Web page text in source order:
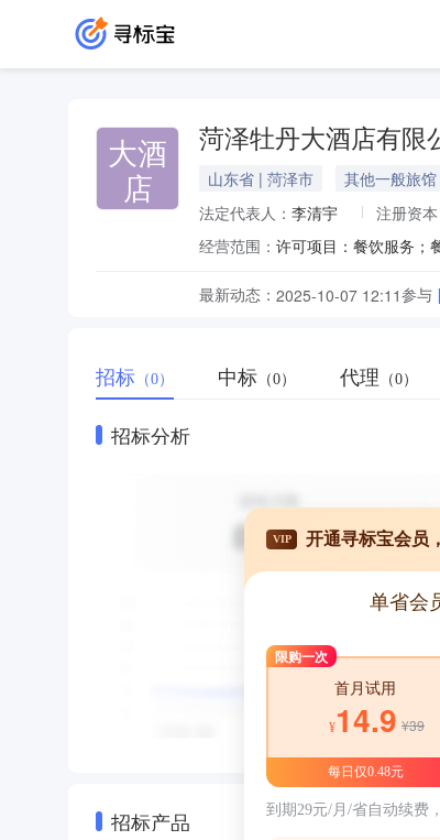
大酒
店
菏泽牡丹大酒店有限
山东省 | 菏泽市 其他一般旅馆
法定代表人： 李清宇 注册资本
经营范围：
最新动态： 2025-10-07 12:11参与
招标 （0） 中标 （0） 代理 （0）
招标分析
招标产品
VIP 开通寻标宝会员
单省会
限购一次
首月试用
¥14.9 ¥39
每日仅0.48元
到期29元/月/省自动续费